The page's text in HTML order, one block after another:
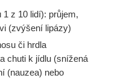
z 10 lidí): průjem,
(zvýšení lipázy)
či hrdla
chuti k jídlu (snížená
(nauzea) nebo